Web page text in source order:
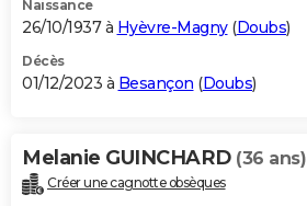
Naissance
26/10/1937 à Hyèvre-Magny(Doubs)
Décès
01/12/2023 à Besançon (Doubs)
Melanie GUINCHARD (36 ans)
Créer une cagnotte obsèques